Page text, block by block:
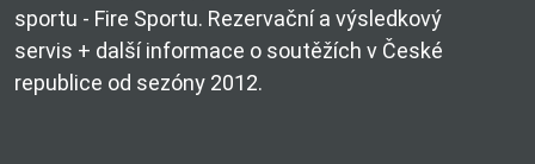
sportu - Fire Sportu. Rezervační a výsledkový
servis + další informace o soutěžích v České
republice od sezóny 2012.